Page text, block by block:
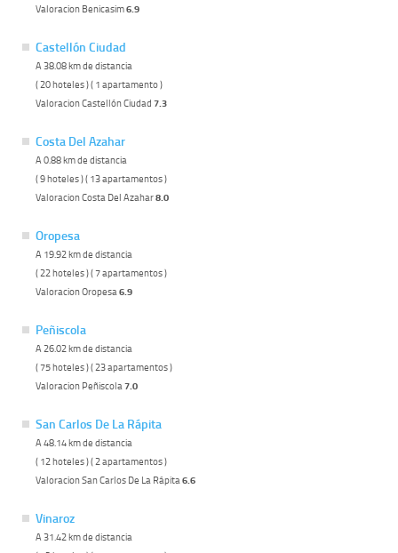
Valoracion Benicasim6.9
Castellón Ciudad
A 38.08 km de distancia
( 20 hoteles ) ( 1 apartamento )
Valoracion Castellón Ciudad 7.3
Costa Del Azahar
A 0.88 km de distancia
( 9 hoteles ) ( 13 apartamentos )
Valoracion Costa Del Azahar8.0
Oropesa
A 19.92 km de distancia
( 22 hoteles ) ( 7 apartamentos )
Valoracion Oropesa 6.9
Peñiscola
A 26.02 km de distancia
( 75 hoteles ) ( 23 apartamentos )
Valoracion Peñiscola 7.0
San Carlos De La Rápita
A 48.14 km de distancia
( 12 hoteles ) ( 2 apartamentos )
Valoracion San Carlos De La Rápita 6.6
Vinaroz
A 31.42 km de distancia